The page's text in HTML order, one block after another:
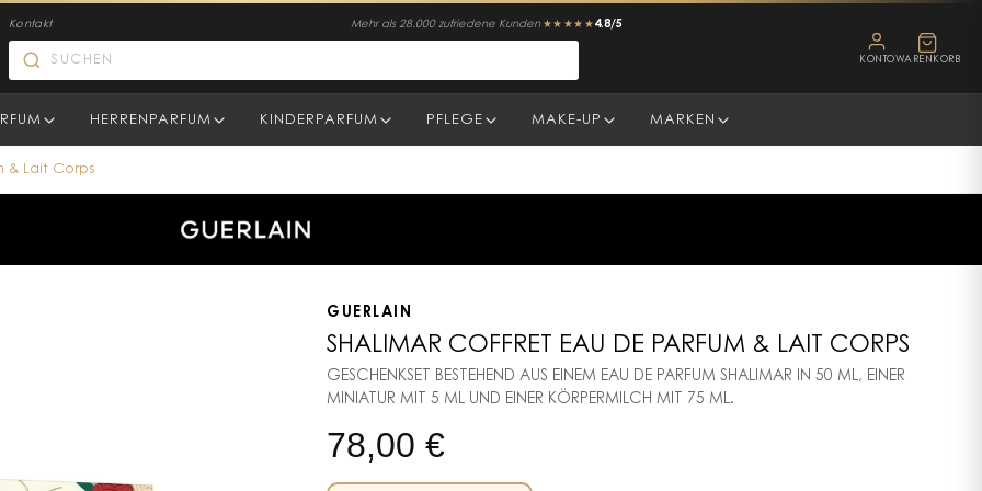
Kontakt Mehr als 28.000 zufriedene Kunden ★★★★★ 4.8/5
KONTOWARENKORB
HERRENPARFUM KINDERPARFUM PFLEGE MAKE-UP MARKEN
& Lait Corps
GUERLAIN
SHALIMAR COFFRET EAU DE PARFUM & LAIT CORPS
GESCHENKSET BESTEHEND AUS EINEM EAU DE PARFUM SHALIMAR IN 50 ML, EINER
MINIATUR MIT 5 ML UND EINER KÖRPERMILCH MIT 75 ML.
78,00 €